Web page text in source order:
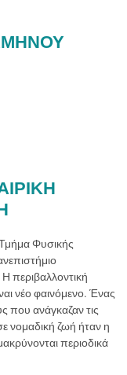
Φυσικής
περιβαλλοντική
νέο φαινόμενο. Ένας
που ανάγκαζαν τις
νομαδική ζωή ήταν η
περιοδικά